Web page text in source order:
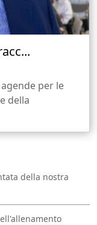
agende per le
della
della nostra